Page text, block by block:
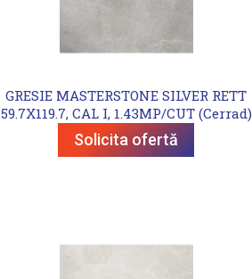
GRESIE MASTERSTONE SILVER RETT
59.7X119.7, CAL I, 1.43MP/CUT (Cerrad)
Solicita ofertă